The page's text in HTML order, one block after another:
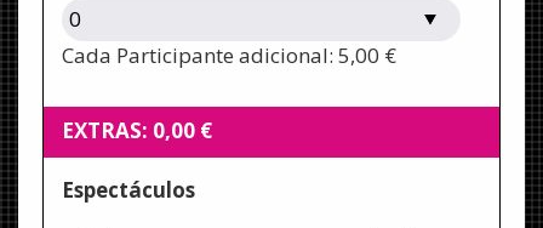
Cada Participante adicional: 5,00 €
EXTRAS: 0,00 €
Espectáculos